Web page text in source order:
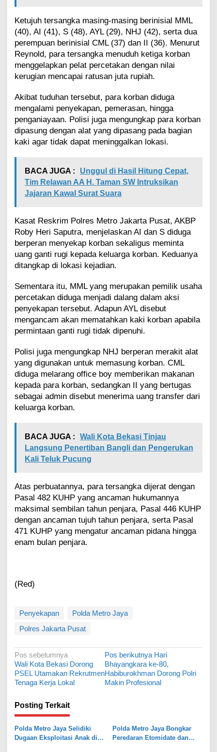
a
n
g
k
a
p
Ketujuh tersangka masing-masing berinisial MML
(40), AI (41), S (48), AYL (29), NHJ (42), serta dua
perempuan berinisial CML (37) dan II (36). Menurut
Reynold, para tersangka menuduh ketiga korban
menggelapkan pelat percetakan dengan nilai
kerugian mencapai ratusan juta rupiah.
Akibat tuduhan tersebut, para korban diduga
mengalami penyekapan, pemerasan, hingga
penganiayaan. Polisi juga mengungkap para korban
dipasung dengan alat yang dipasang pada bagian
kaki agar tidak dapat meninggalkan lokasi.
BACA JUGA :
Unggul di Hasil Hitung Cepat,
Tim Relawan AA H. Taman SW Intruksikan
Jajaran Kawal Surat Suara
Kasat Reskrim Polres Metro Jakarta Pusat, AKBP
Roby Heri Saputra, menjelaskan AI dan S diduga
berperan menyekap korban sekaligus meminta
uang ganti rugi kepada keluarga korban. Keduanya
ditangkap di lokasi kejadian.
Sementara itu, MML yang merupakan pemilik usaha
percetakan diduga menjadi dalang dalam aksi
penyekapan tersebut. Adapun AYL disebut
mengancam akan mematahkan kaki korban apabila
permintaan ganti rugi tidak dipenuhi.
Polisi juga mengungkap NHJ berperan merakit alat
yang digunakan untuk memasung korban. CML
diduga melarang office boy memberikan makanan
kepada para korban, sedangkan II yang bertugas
sebagai admin disebut menerima uang transfer dari
keluarga korban.
BACA JUGA :
Wali Kota Bekasi Tinjau
Langsung Penertiban Bangli dan Pengerukan
Kali Teluk Pucung
Atas perbuatannya, para tersangka dijerat dengan
Pasal 482 KUHP yang ancaman hukumannya
maksimal sembilan tahun penjara, Pasal 446 KUHP
dengan ancaman tujuh tahun penjara, serta Pasal
471 KUHP yang mengatur ancaman pidana hingga
enam bulan penjara.
(Red)
Penyekapan
Polda Metro Jaya
Polres Jakarta Pusat
N
a
v
g
a
s
Pos sebelumnya
Wali Kota Bekasi Dorong
PSEL Utamakan Rekrutmen
Tenaga Kerja Lokal
Pos berikutnya Hari
Bhayangkara ke-80,
Habiburokhman Dorong Polri
Makin Profesional
Posting Terkait
Polda Metro Jaya Selidiki
Dugaan Eksploitasi Anak di
Polda Metro Jaya Bongkar
Peredaran Etomidate dan